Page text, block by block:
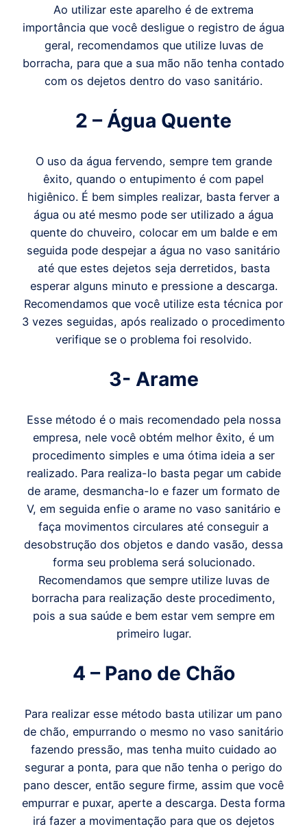
Ao utilizar este aparelho é de extrema
importância que você desligue o registro de água
geral, recomendamos que utilize luvas de
borracha, para que a sua mão não tenha contado
com os dejetos dentro do vaso sanitário.
2 – Água Quente
O uso da água fervendo, sempre tem grande
êxito, quando o entupimento é com papel
higiênico. É bem simples realizar, basta ferver a
água ou até mesmo pode ser utilizado a água
quente do chuveiro, colocar em um balde e em
seguida pode despejar a água no vaso sanitário
até que estes dejetos seja derretidos, basta
esperar alguns minuto e pressione a descarga.
Recomendamos que você utilize esta técnica por
3 vezes seguidas, após realizado o procedimento
verifique se o problema foi resolvido.
3- Arame
Esse método é o mais recomendado pela nossa
empresa, nele você obtém melhor êxito, é um
procedimento simples e uma ótima ideia a ser
realizado. Para realiza-lo basta pegar um cabide
de arame, desmancha-lo e fazer um formato de
V, em seguida enfie o arame no vaso sanitário e
faça movimentos circulares até conseguir a
desobstrução dos objetos e dando vasão, dessa
forma seu problema será solucionado.
Recomendamos que sempre utilize luvas de
borracha para realização deste procedimento,
pois a sua saúde e bem estar vem sempre em
primeiro lugar.
4 – Pano de Chão
Para realizar esse método basta utilizar um pano
de chão, empurrando o mesmo no vaso sanitário
fazendo pressão, mas tenha muito cuidado ao
segurar a ponta, para que não tenha o perigo do
pano descer, então segure firme, assim que você
empurrar e puxar, aperte a descarga. Desta forma
irá fazer a movimentação para que os dejetos